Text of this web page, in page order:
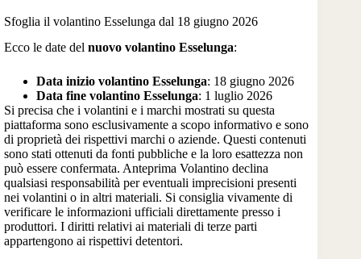
Sfoglia il volantino Esselunga dal 18 giugno 2026
Ecco le date del nuovo volantino Esselunga:
Data inizio volantino Esselunga: 18 giugno 2026
Data fine volantino Esselunga: 1 luglio 2026
Si precisa che i volantini e i marchi mostrati su questa
piattaforma sono esclusivamente a scopo informativo e sono
di proprietà dei rispettivi marchi o aziende. Questi contenuti
sono stati ottenuti da fonti pubbliche e la loro esattezza non
può essere confermata. Anteprima Volantino declina
qualsiasi responsabilità per eventuali imprecisioni presenti
nei volantini o in altri materiali. Si consiglia vivamente di
verificare le informazioni ufficiali direttamente presso i
produttori. I diritti relativi ai materiali di terze parti
appartengono ai rispettivi detentori.